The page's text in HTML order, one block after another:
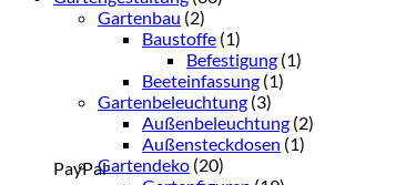
PayPal
Gartenbau (2)
Baustoffe (1)
Befestigung (1)
Beeteinfassung (1)
Gartenbeleuchtung (3)
Außenbeleuchtung (2)
Außensteckdosen (1)
Gartendeko (20)